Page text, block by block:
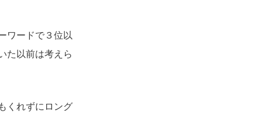
ワードで３位以
た以前は考えら
くれずにロング